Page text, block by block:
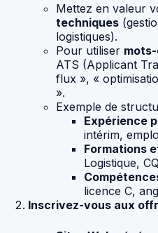
Mettez en valeur
techniques
logistiques).
Pour utiliser
ATS (Applicant
flux », «
».
Exemple de
Expérience
intérim,
Formations
Logistique,
licence C,
Inscrivez-vous aux